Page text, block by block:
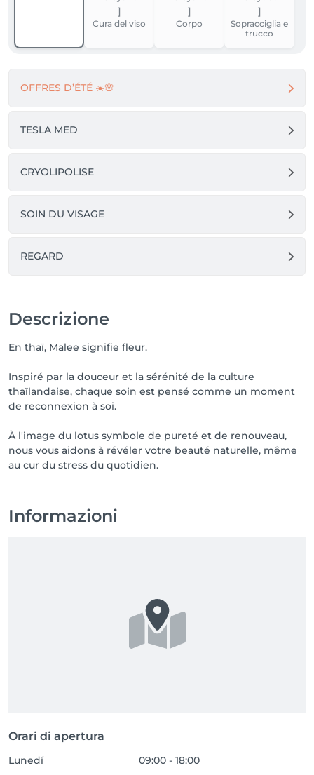
Cura del viso Corpo
Sopracciglia e
trucco
OFFRES D’ÉTÉ ☀️🌸
TESLA MED
CRYOLIPOLISE
SOIN DU VISAGE
REGARD
Descrizione
En thaï, Malee signifie fleur.
Inspiré par la douceur et la sérénité de la culture
thaïlandaise, chaque soin est pensé comme un moment
de reconnexion à soi.
À l'image du lotus symbole de pureté et de renouveau,
nous vous aidons à révéler votre beauté naturelle, même
au cur du stress du quotidien.
Informazioni
Orari di apertura
Lunedí
09:00 - 18:00